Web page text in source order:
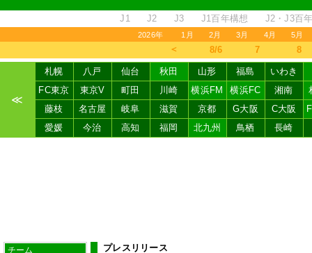
J1 J2 J3 J1百年構想 J2・J3百
2026年 1月 2月 3月 4月 5月
＜ 8/6 7 8
≪
札幌 八戸 仙台 秋田 山形 福島
いわき
FC東京
東京V 町田 川崎 横浜FM 横浜FC 湘南
藤枝
名古屋 岐阜 滋賀 京都 G大阪 C大阪
愛媛
今治 高知 福岡 北九州 鳥栖 長崎
チーム プレスリリース